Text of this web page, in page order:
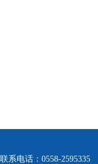
联系电话：0558-